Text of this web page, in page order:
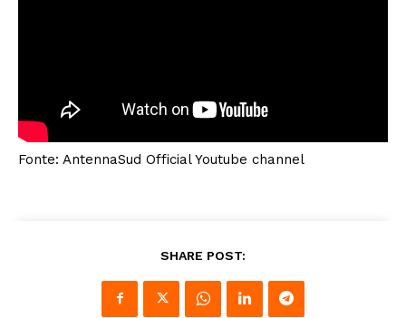
Fonte: AntennaSud Official Youtube channel
SHARE POST: